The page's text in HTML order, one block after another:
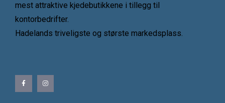
mest attraktive kjedebutikkene i tillegg til
kontorbedrifter.
Hadelands triveligste og største markedsplass.